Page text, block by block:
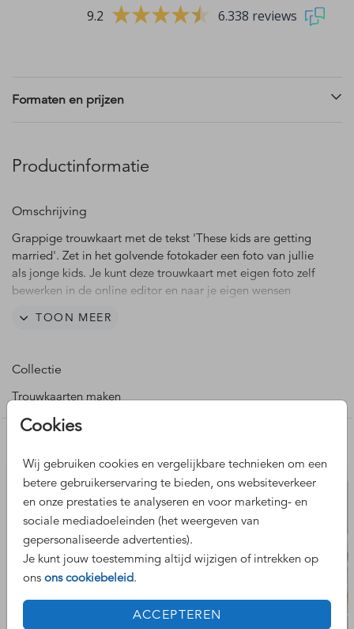
Cookies
Wij gebruiken cookies en vergelijkbare technieken om een
betere gebruikerservaring te bieden, ons websiteverkeer
en onze prestaties te analyseren en voor marketing- en
sociale mediadoeleinden (het weergeven van
gepersonaliseerde advertenties).
Je kunt jouw toestemming altijd wijzigen of intrekken op
ons ons cookiebeleid.
ACCEPTEREN
9.2 6.338 reviews
Formaten en prijzen
Productinformatie
Omschrijving
Grappige trouwkaart met de tekst 'These kids are getting
married'. Zet in het golvende fotokader een foto van jullie
als jonge kids. Je kunt deze trouwkaart met eigen foto zelf
bewerken in de online editor en naar je eigen wensen
TOON MEER
Collectie
Trouwkaarten maken